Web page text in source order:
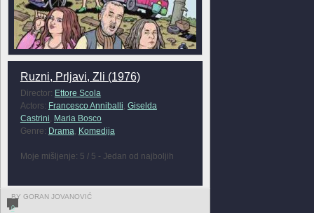
Ruzni, Prljavi, Zli (1976)
Director: Ettore Scola
Actors: Francesco Anniballi, Giselda
Castrini, Maria Bosco
Genre: Drama, Komedija
Moje mišljenje: 5 / 5 - Jedan od najboljih
BY GORAN JOVANOVIĆ
0